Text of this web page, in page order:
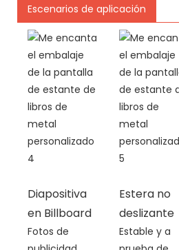
Escenarios de aplicación
Diapositiva
en Billboard
Fotos de
Estera no
deslizante
Estable y a